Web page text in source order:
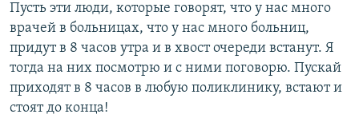
Пусть эти люди, которые говорят, что у нас много
врачей в больницах, что у нас много больниц,
придут в 8 часов утра и в хвост очереди встанут. Я
тогда на них посмотрю и с ними поговорю. Пускай
приходят в 8 часов в любую поликлинику, встают и
стоят до конца!